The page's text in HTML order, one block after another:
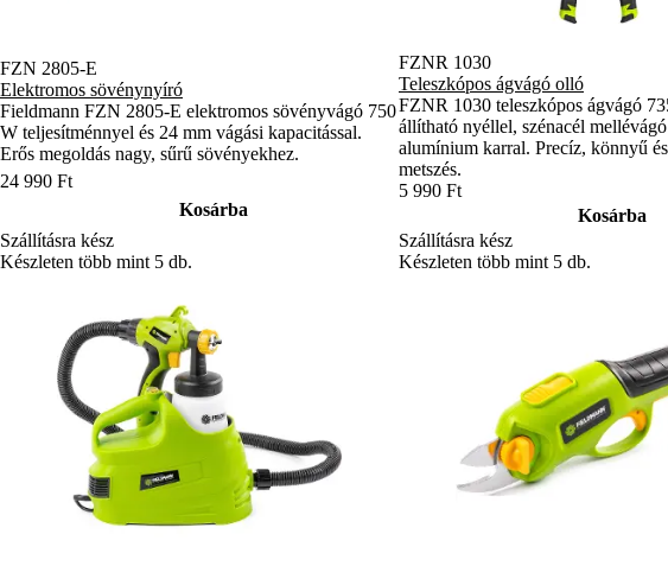
FZN 2805-E
Elektromos sövénynyíró
Fieldmann FZN 2805-E elektromos sövényvágó 750
W teljesítménnyel és 24 mm vágási kapacitással.
Erős megoldás nagy, sűrű sövényekhez.
24 990 Ft
Kosárba
Szállításra kész
Készleten több mint 5 db.
FZNR 1030
Teleszkópos ágvágó olló
FZNR 1030 teleszkópos ágvágó
állítható nyéllel, szénacél
alumínium karral. Precíz, könnyű
metszés.
5 990 Ft
Kosárba
Szállításra kész
Készleten több mint 5 db.